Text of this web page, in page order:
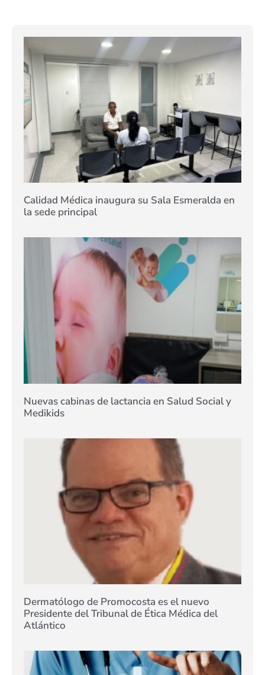
Calidad Médica inaugura su Sala Esmeralda en
la sede principal
Nuevas cabinas de lactancia en Salud Social y
Medikids
Dermatólogo de Promocosta es el nuevo
Presidente del Tribunal de Ética Médica del
Atlántico